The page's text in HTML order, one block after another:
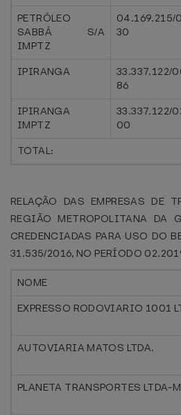
PETRÓLEO
SABBÁ S/A
IMPTZ
04.169.215/
30
IPIRANGA
33.337.122/
86
IPIRANGA
IMPTZ
33.337.122/
00
TOTAL:
RELAÇÃO DAS EMPRESAS DE
REGIÃO METROPOLITANA DA
CREDENCIADAS PARA USO DO
31.535/2016, NO PERÍODO
NOME
EXPRESSO RODOVIARIO 1001
AUTOVIARIA MATOS LTDA.
PLANETA TRANSPORTES LTDA-